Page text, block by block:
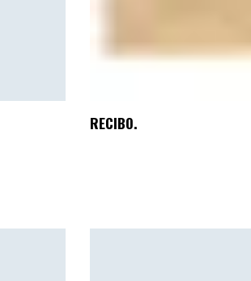
RECIBO.